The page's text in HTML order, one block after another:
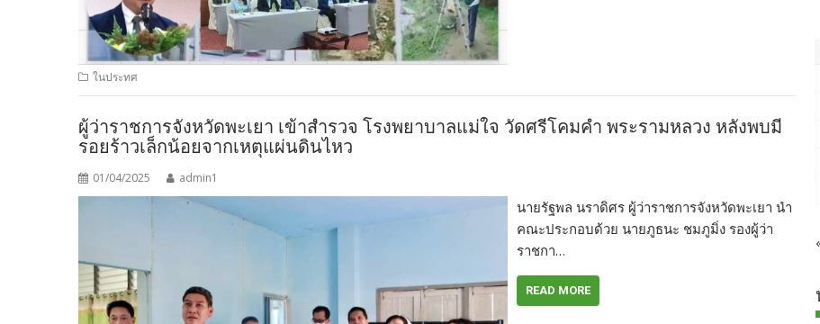
ในประทศ
ผู้ว่าราชการจังหวัดพะเยา เข้าสำรวจ โรงพยาบาลแม่ใจ วัดศรีโคมคำ พระรามหลวง หลังพบมี
รอยร้าวเล็กน้อยจากเหตุแผ่นดินไหว
01/04/2025 admin1
นายรัฐพล นราดิศร ผู้ว่าราชการจังหวัดพะเยา นำ
คณะประกอบด้วย นายภูธนะ ชมภูมิ่ง รองผู้ว่า
ราชกา…
READ MORE